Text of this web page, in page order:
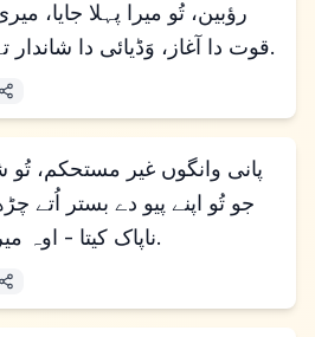
قوت دا آغاز، وَڈیائی دا شاندار تے طاقت دا شاندار.
جو تُو اپنے پیو دے بستر اُتے
ناپاک کیتا - اوہ میرے بستر اُتے چڑھیا.